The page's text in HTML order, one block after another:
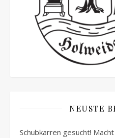
NEUSTE
Schubkarren gesucht!